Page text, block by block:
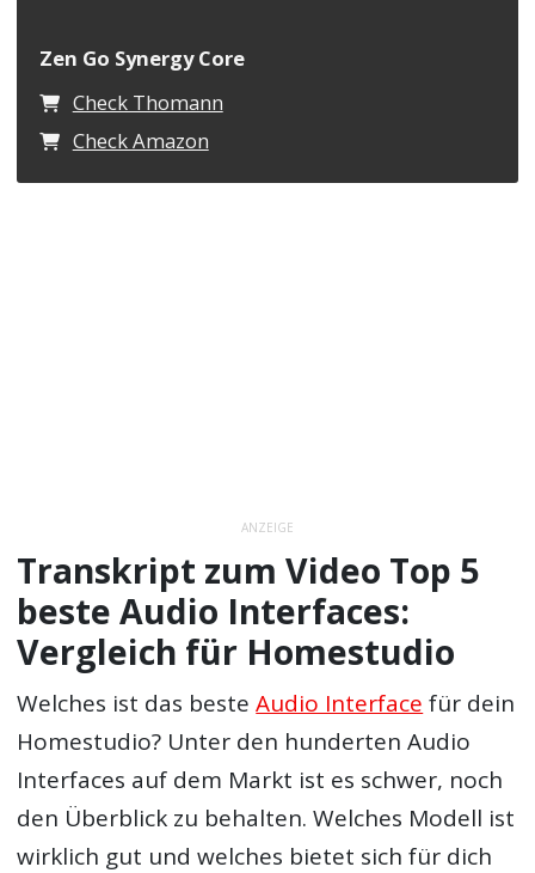
Zen Go Synergy Core
Check Thomann
Check Amazon
ANZEIGE
Transkript zum Video Top 5
beste Audio Interfaces:
Vergleich für Homestudio
Welches ist das besteAudio Interface für dein
Homestudio? Unter den hunderten Audio
Interfaces auf dem Markt ist es schwer, noch
den Überblick zu behalten. Welches Modell ist
wirklich gut und welches bietet sich für dich